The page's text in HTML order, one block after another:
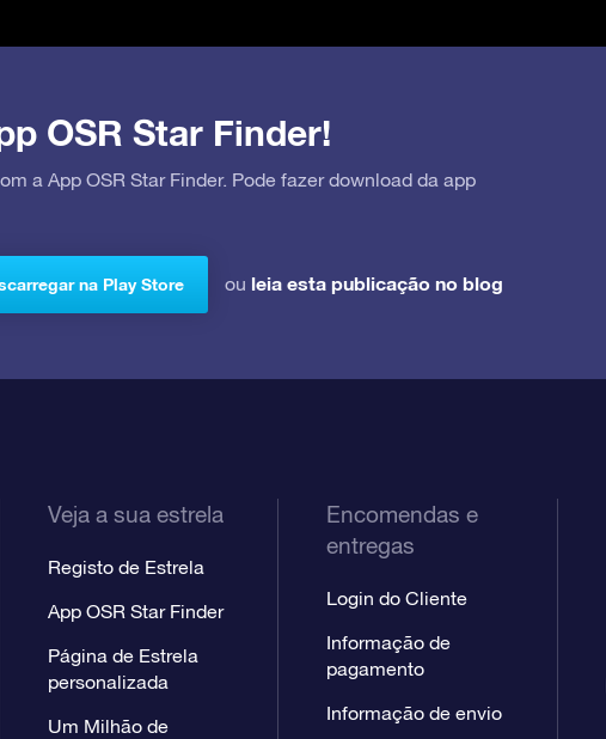
OSR Star Finder!
a App OSR Star Finder. Pode fazer download da app
na Play Store ou leia esta publicação no blog
Veja a sua estrela
Registo de Estrela
App OSR Star Finder
Página de Estrela
personalizada
Um Milhão de
Encomendas e
entregas
Login do Cliente
Informação de
pagamento
Informação de envio